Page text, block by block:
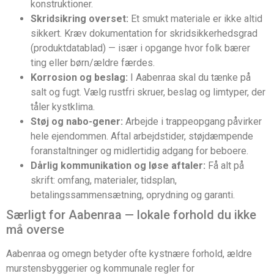
konstruktioner.
Skridsikring overset: Et smukt materiale er ikke altid
sikkert. Kræv dokumentation for skridsikkerhedsgrad
(produktdatablad) — især i opgange hvor folk bærer
ting eller børn/ældre færdes.
Korrosion og beslag: I Aabenraa skal du tænke på
salt og fugt. Vælg rustfri skruer, beslag og limtyper, der
tåler kystklima.
Støj og nabo-gener: Arbejde i trappeopgang påvirker
hele ejendommen. Aftal arbejdstider, støjdæmpende
foranstaltninger og midlertidig adgang for beboere.
Dårlig kommunikation og løse aftaler: Få alt på
skrift: omfang, materialer, tidsplan,
betalingssammensætning, oprydning og garanti.
Særligt for Aabenraa — lokale forhold du ikke
må overse
Aabenraa og omegn betyder ofte kystnære forhold, ældre
murstensbyggerier og kommunale regler for